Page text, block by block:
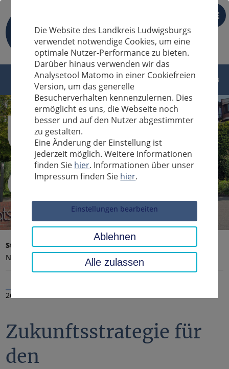
DE
Sucheingabe
Startseite Landratsamt, Landkreis
Aktuelles
Nachrichten
26.05.2025
Zukunftsstrategie für
den
Die Website des Landkreis Ludwigsburgs
verwendet notwendige Cookies, um eine
optimale Nutzer-Performance zu bieten.
Darüber hinaus verwenden wir das
Analysetool Matomo in einer Cookiefreien
Version, um das generelle
Besucherverhalten kennenzulernen. Dies
ermöglicht es uns, die Webseite noch
besser und auf den Nutzer abgestimmter
zu gestalten.
Eine Änderung der Einstellung ist
jederzeit möglich. Weitere Informationen
finden Sie hier. Informationen über unser
Impressum finden Sie hier.
Einstellungen bearbeiten
Ablehnen
Alle zulassen